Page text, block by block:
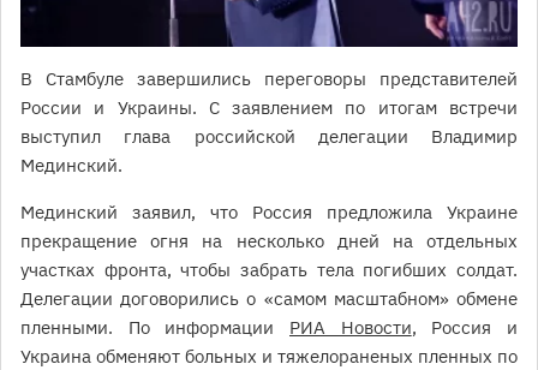
В Стамбуле завершились переговоры представителей
России и Украины. С заявлением по итогам встречи
выступил глава российской делегации Владимир
Мединский.
Мединский заявил, что Россия предложила Украине
прекращение огня на несколько дней на отдельных
участках фронта, чтобы забрать тела погибших солдат.
Делегации договорились о «самом масштабном» обмене
пленными. По информации РИА Новости, Россия и
Украина обменяют больных и тяжелораненых пленных по